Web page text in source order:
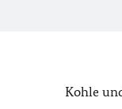
Kohle